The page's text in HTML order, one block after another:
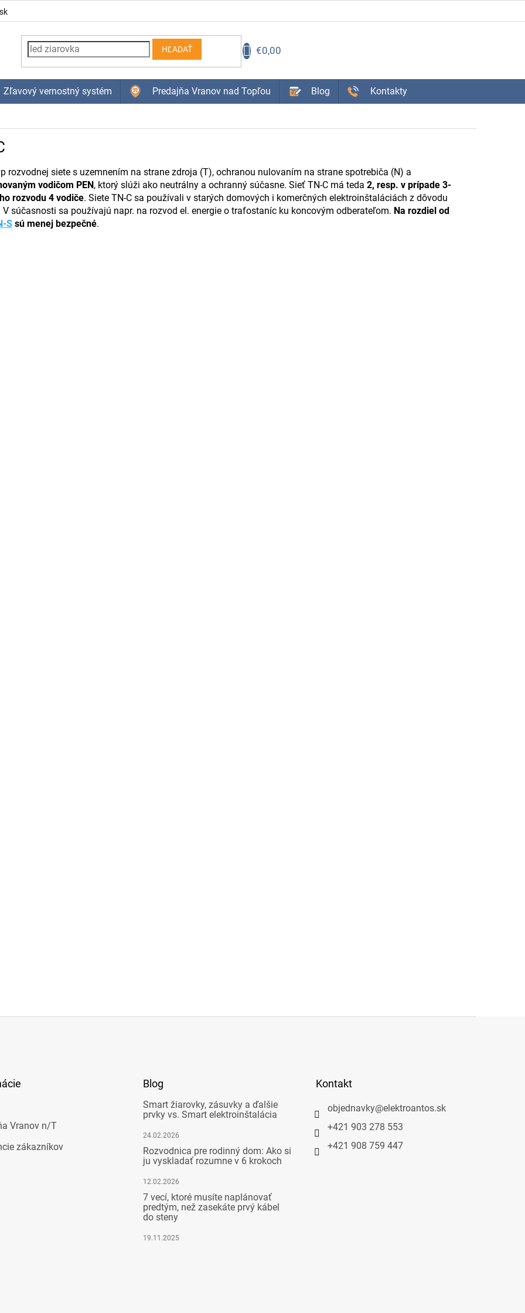
HĽADAŤ
KOŠÍK
€0,00
Zľavový vernostný systém Predajňa Vranov nad Topľou Blog Kontakty
rozvodnej siete s uzemnením na strane zdroja (T), ochranou nulovaním na strane spotrebiča (N) a
vodičom PEN, ktorý slúži ako neutrálny a ochranný súčasne. Sieť TN-C má teda 2, resp. v prípade 3-
rozvodu 4 vodiče. Siete TN-C sa používali v starých domových i komerčných elektroinštaláciách z dôvodu
V súčasnosti sa používajú napr. na rozvod el. energie o trafostaníc ku koncovým odberateľom. Na rozdiel od
S sú menej bezpečné.
Vranov n/T
zákazníkov
Blog
Smart žiarovky, zásuvky a ďalšie
prvky vs. Smart elektroinštalácia
24.02.2026
Rozvodnica pre rodinný dom: Ako si
ju vyskladať rozumne v 6 krokoch
12.02.2026
7 vecí, ktoré musíte naplánovať
predtým, než zasekáte prvý kábel
do steny
19.11.2025
Kontakt
objednavky@elektroantos.sk
+421 903 278 553
+421 908 759 447